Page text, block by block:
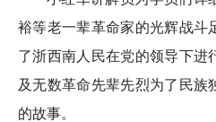
裕等老一辈革命家的光辉战斗
了浙西南人民在党的领导下进
及无数革命先辈先烈为了民族
的故事。